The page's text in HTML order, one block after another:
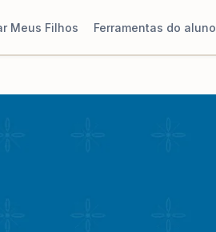
Meus Filhos Ferramentas do aluno